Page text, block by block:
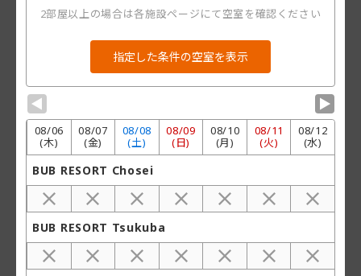
2部屋以上の場合は各施設ページにて空室を確認ください
▼ ▼
08/06
(木)
08/07
(金)
08/08
(土)
08/09
(日)
08/10
(月)
08/11
(火)
08/12
(水)
BUB RESORT Chosei
BUB RESORT Tsukuba